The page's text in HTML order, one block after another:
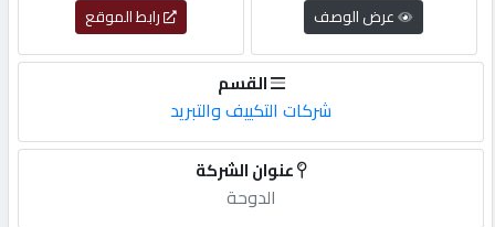
English
أضف
رابط الموقع عرض الوصف
القسم
شركات التكييف والتبريد
عنوان الشركة
الدوحة